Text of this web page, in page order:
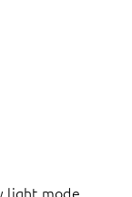
light mode